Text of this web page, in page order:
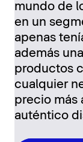
mundo de
en un
apenas
además
productos
cualquier
precio más
auténtico